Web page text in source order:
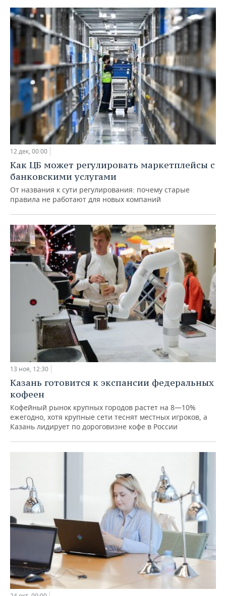
12 дек, 00:00
Как ЦБ может регулировать маркетплейсы с
банковскими услугами
От названия к сути регулирования: почему старые
правила не работают для новых компаний
13 ноя, 12:30
Казань готовится к экспансии федеральных
кофеен
Кофейный рынок крупных городов растет на 8—10%
ежегодно, хотя крупные сети теснят местных игроков, а
Казань лидирует по дороговизне кофе в России